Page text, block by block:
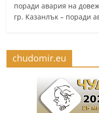
поради авария на
гр. Казанлък – поради
chudomir.eu